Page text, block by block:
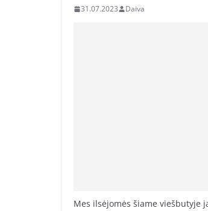
31.07.2023 Daiva
Mes ilsėjomės šiame viešbutyje